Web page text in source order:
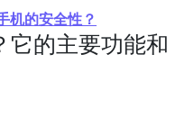
机的安全性？
它的主要功能和